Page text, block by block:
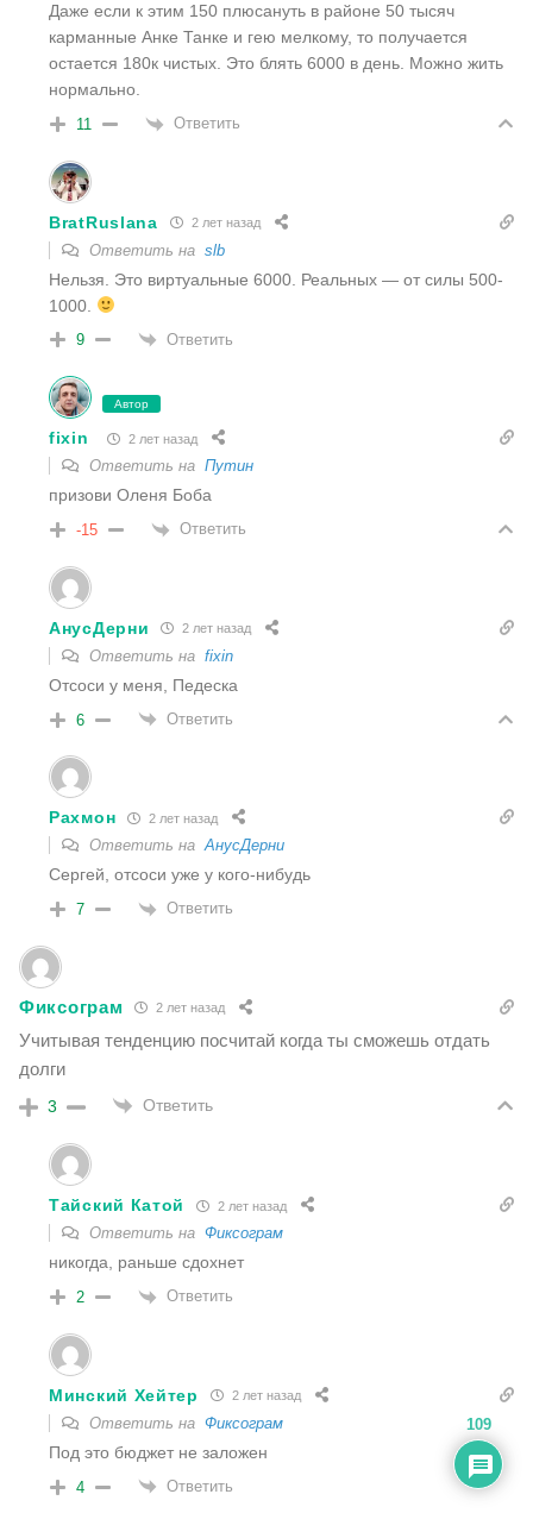
Даже если к этим 150 плюсануть в районе 50 тысяч
карманные Анке Танке и гею мелкому, то получается
остается 180к чистых. Это блять 6000 в день. Можно жить
нормально.
11 Ответить
BratRuslana 2 лет назад
Ответить на slb
Нельзя. Это виртуальные 6000. Реальных — от силы 500-
1000.
9 Ответить
Автор
fixin 2 лет назад
Ответить на Путин
призови Оленя Боба
-15 Ответить
АнусДерни 2 лет назад
Ответить на fixin
Отсоси у меня, Педеска
6 Ответить
Рахмон 2 лет назад
Ответить наАнусДерни
Сергей, отсоси уже у кого-нибудь
7 Ответить
Фиксограм 2 лет назад
Учитывая тенденцию посчитай когда ты сможешь отдать
долги
3 Ответить
Тайский Катой 2 лет назад
Ответить на Фиксограм
никогда, раньше сдохнет
2 Ответить
Минский Хейтер 2 лет назад
Ответить на Фиксограм
Под это бюджет не заложен
4 Ответить
109